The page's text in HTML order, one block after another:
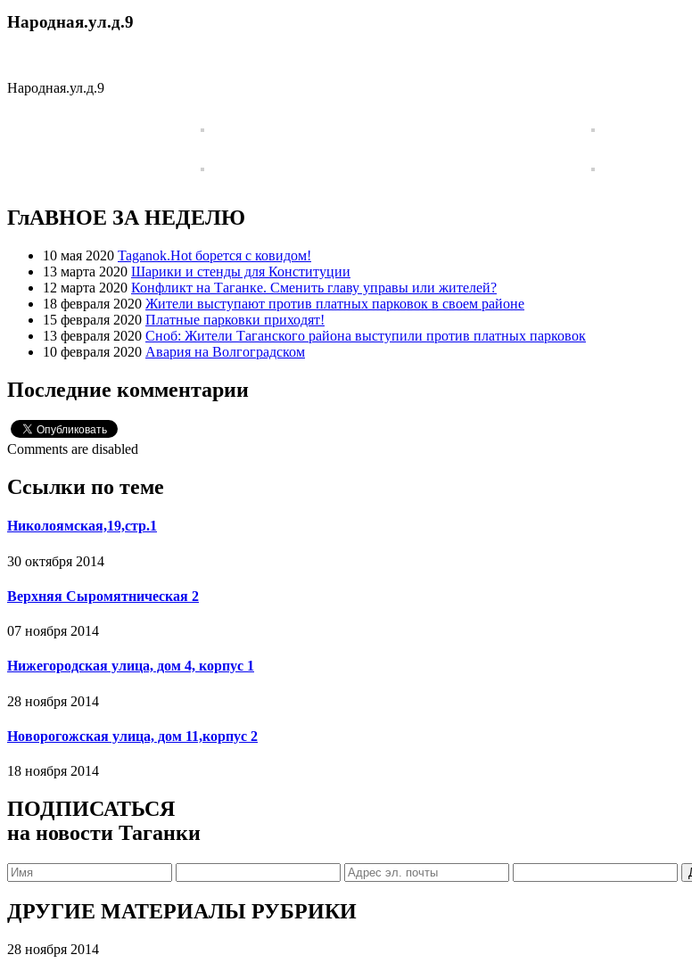
Народная.ул.д.9
Народная.ул.д.9
ГлАВНОЕ ЗА НЕДЕЛЮ
10 мая 2020 Taganok.Hot борется с ковидом!
13 марта 2020 Шарики и стенды для Конституции
12 марта 2020 Конфликт на Таганке. Сменить главу управы или жителей?
18 февраля 2020 Жители выступают против платных парковок в своем районе
15 февраля 2020 Платные парковки приходят!
13 февраля 2020 Сноб: Жители Таганского района выступили против платных парковок
10 февраля 2020 Авария на Волгоградском
Последние комментарии
Comments are disabled
Ссылки по теме
Николоямская,19,стр.1
30 октября 2014
Верхняя Сыромятническая 2
07 ноября 2014
Нижегородская улица, дом 4, корпус 1
28 ноября 2014
Новорогожская улица, дом 11,корпус 2
18 ноября 2014
ПОДПИСАТЬСЯ
на новости Таганки
ДРУГИЕ МАТЕРИАЛЫ РУБРИКИ
28 ноября 2014